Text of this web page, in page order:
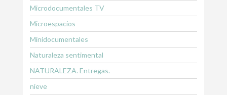
Microdocumentales TV
Microespacios
Minidocumentales
Naturaleza sentimental
NATURALEZA. Entregas.
nieve